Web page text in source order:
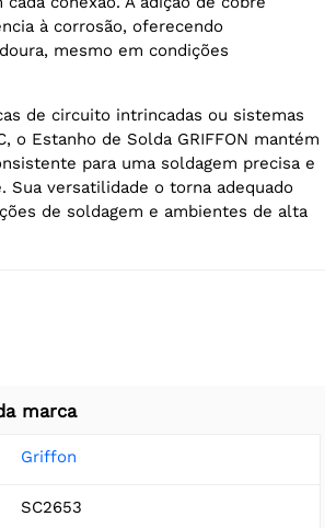
à corrosão, oferecendo
mesmo em condições
de circuito intrincadas ou sistemas
o Estanho de Solda GRIFFON mantém
para uma soldagem precisa e
Sua versatilidade o torna adequado
de soldagem e ambientes de alta
marca
Griffon
SC2653